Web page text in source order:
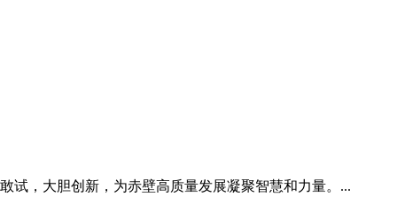
试，大胆创新，为赤壁高质量发展凝聚智慧和力量。...